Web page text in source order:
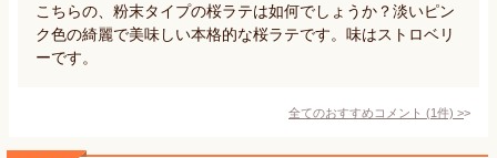
こちらの、粉末タイプの桜ラテは如何でしょうか？淡いピン
ク色の綺麗で美味しい本格的な桜ラテです。味はストロベリ
ーです。
全てのおすすめコメント (1件) >